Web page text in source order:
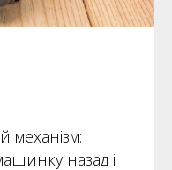
механізм:
назад і